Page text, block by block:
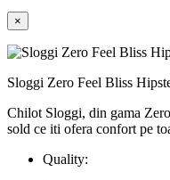
×
Sloggi Zero Feel Bliss
Chilot Sloggi, din gama
sold ce iti ofera confort pe
Quality: